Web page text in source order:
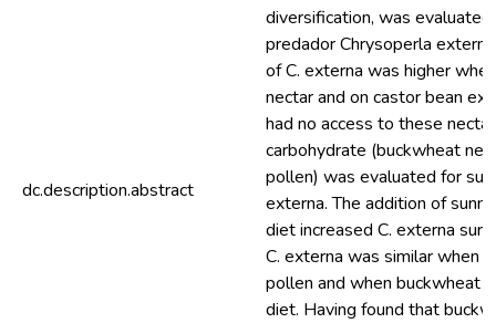
dc.description.abstract
diversification, was
predador Chrysoperla
of C. externa was higher
nectar and on castor bean
had no access to these
carbohydrate (buckwheat
pollen) was evaluated for
externa. The addition of
diet increased C. externa
C. externa was similar when
pollen and when buckwheat
diet. Having found that